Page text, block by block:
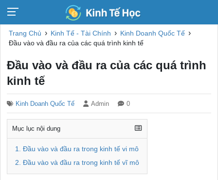
Trang Chủ › Kinh Tế - Tài Chính › Kinh Doanh Quốc Tế ›
Đầu vào và đầu ra của các quá trình kinh tế
Đầu vào và đầu ra của các quá trình
kinh tế
Kinh Doanh Quốc Tế Admin 0
Mục lục nội dung
1. Đầu vào và đầu ra trong kinh tế vi mô
2. Đầu vào và đầu ra trong kinh tế vĩ mô